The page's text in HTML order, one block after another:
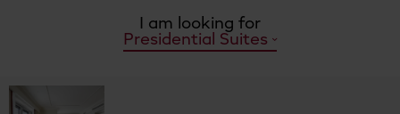
I am looking for
Presidential Suites